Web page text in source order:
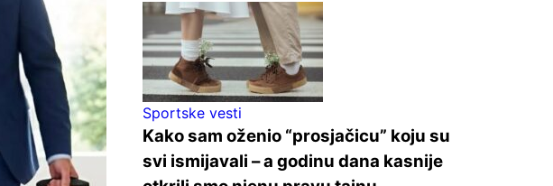
Sportske vesti
Kako sam oženio “prosjačicu” koju su
svi ismijavali – a godinu dana kasnije